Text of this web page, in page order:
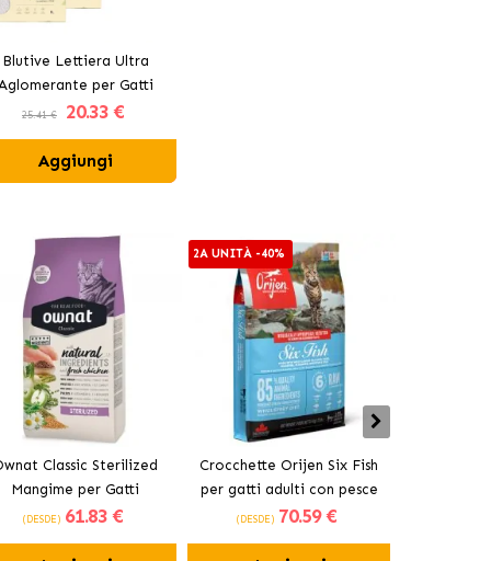
Blutive Lettiera Ultra
per Gatti
Aroma Marsiglia
25.41 € 20.33 €
Aggiungi
Classic Sterilized
Mangime per Gatti
Sterilizzati
(DESDE) 61.83 €
2A UNITÀ -40%
Crocchette Orijen Six Fish
per gatti adulti con pesce
(DESDE) 70.59 €